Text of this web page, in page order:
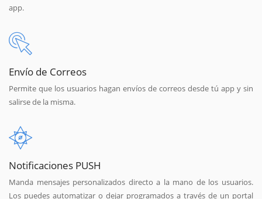
app.
Envío de Correos
Permite que los usuarios hagan envíos de correos desde tú app y sin
salirse de la misma.
Notificaciones PUSH
Manda mensajes personalizados directo a la mano de los usuarios.
Los puedes automatizar o dejar programados a través de un portal